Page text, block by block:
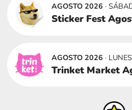
AGOSTO 2026 ·
Sticker Fest
AGOSTO 2026 ·
Trinket Market